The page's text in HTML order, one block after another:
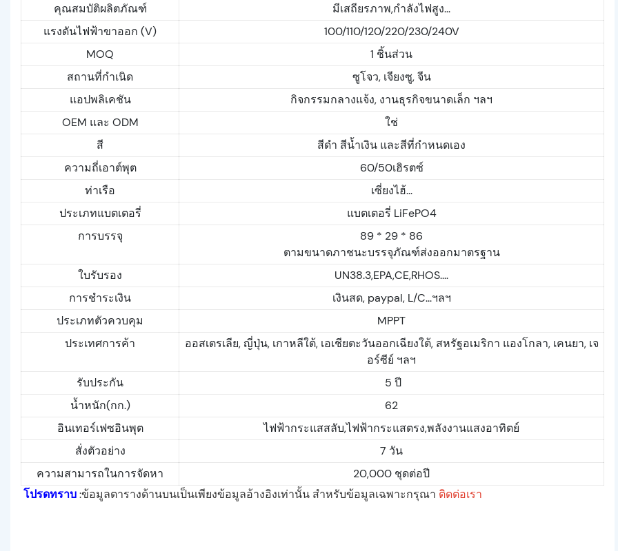
คุณสมบัติผลิตภัณฑ์
มีเสถียรภาพ,กำลังไฟสูง...
แรงดันไฟฟ้าขาออก (V)
100/110/120/220/230/240V
MOQ
1 ชิ้นส่วน
สถานที่กำเนิด
ซูโจว, เจียงซู, จีน
แอปพลิเคชัน
กิจกรรมกลางแจ้ง, งานธุรกิจขนาดเล็ก ฯลฯ
OEM และ ODM
ใช่
สี
สีดำ สีน้ำเงิน และสีที่กำหนดเอง
ความถี่เอาต์พุต
60/50เฮิรตซ์
ท่าเรือ
เซี่ยงไฮ้...
ประเภทแบตเตอรี่
แบตเตอรี่ LiFePO4
การบรรจุ
89 * 29 * 86
ตามขนาดภาชนะบรรจุภัณฑ์ส่งออกมาตรฐาน
ใบรับรอง
UN38.3,EPA,CE,RHOS....
การชำระเงิน
เงินสด, paypal, L/C...ฯลฯ
ประเภทตัวควบคุม
MPPT
ประเทศการค้า
ออสเตรเลีย, ญี่ปุ่น, เกาหลีใต้, เอเชียตะวันออกเฉียงใต้, สหรัฐอเมริกา แองโกลา, เคนยา, เจ
อร์ซีย์ ฯลฯ
รับประกัน
5 ปี
น้ำหนัก(กก.)
62
อินเทอร์เฟซอินพุต
ไฟฟ้ากระแสสลับ,ไฟฟ้ากระแสตรง,พลังงานแสงอาทิตย์
สั่งตัวอย่าง
7 วัน
ความสามารถในการจัดหา
20,000 ชุดต่อปี
โปรดทราบ:ข้อมูลตารางด้านบนเป็นเพียงข้อมูลอ้างอิงเท่านั้น สำหรับข้อมูลเฉพาะกรุณา ติดต่อเรา